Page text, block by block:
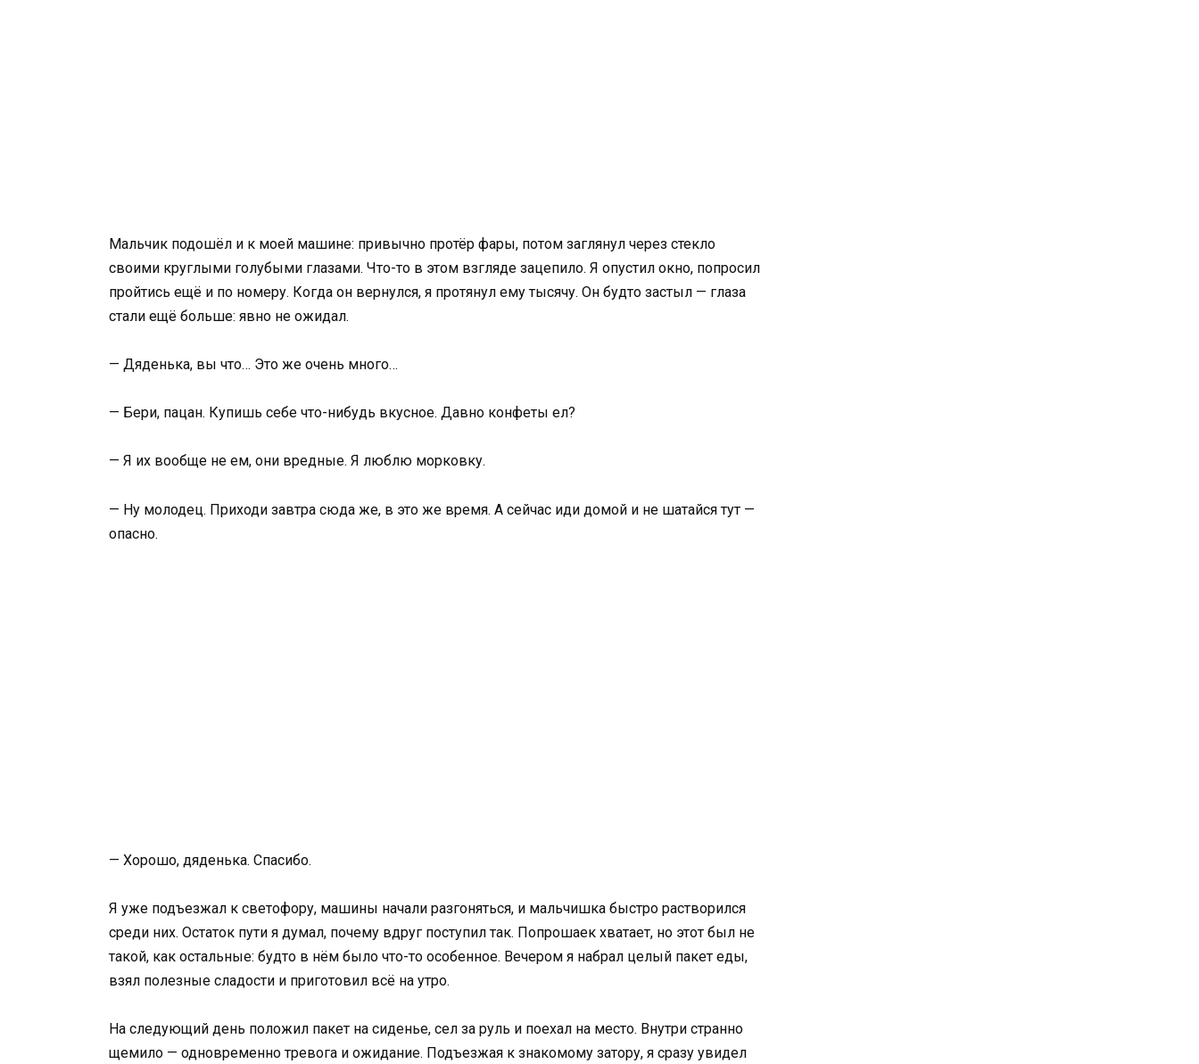
Мальчик подошёл и к моей машине: привычно протёр фары, потом заглянул через стекло
своими круглыми голубыми глазами. Что-то в этом взгляде зацепило. Я опустил окно, попросил
пройтись ещё и по номеру. Когда он вернулся, я протянул ему тысячу. Он будто застыл — глаза
стали ещё больше: явно не ожидал.
— Дяденька, вы что… Это же очень много…
— Бери, пацан. Купишь себе что-нибудь вкусное. Давно конфеты ел?
— Я их вообще не ем, они вредные. Я люблю морковку.
— Ну молодец. Приходи завтра сюда же, в это же время. А сейчас иди домой и не шатайся тут —
опасно.
— Хорошо, дяденька. Спасибо.
Я уже подъезжал к светофору, машины начали разгоняться, и мальчишка быстро растворился
среди них. Остаток пути я думал, почему вдруг поступил так. Попрошаек хватает, но этот был не
такой, как остальные: будто в нём было что-то особенное. Вечером я набрал целый пакет еды,
взял полезные сладости и приготовил всё на утро.
На следующий день положил пакет на сиденье, сел за руль и поехал на место. Внутри странно
щемило — одновременно тревога и ожидание. Подъезжая к знакомому затору, я сразу увидел